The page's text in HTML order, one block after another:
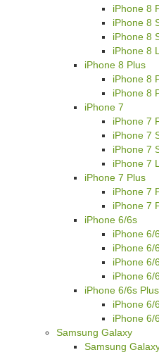
iPhone 8
iPhone 8
iPhone 8
iPhone 8
iPhone 8 Plus
iPhone 8
iPhone 8
iPhone 7
iPhone 7
iPhone 7
iPhone 7
iPhone 7
iPhone 7 Plus
iPhone 7
iPhone 7
iPhone 6/6s
iPhone 6/
iPhone 6/
iPhone 6/
iPhone 6/
iPhone 6/6s Plus
iPhone 6/
iPhone 6/
Samsung Galaxy
Samsung